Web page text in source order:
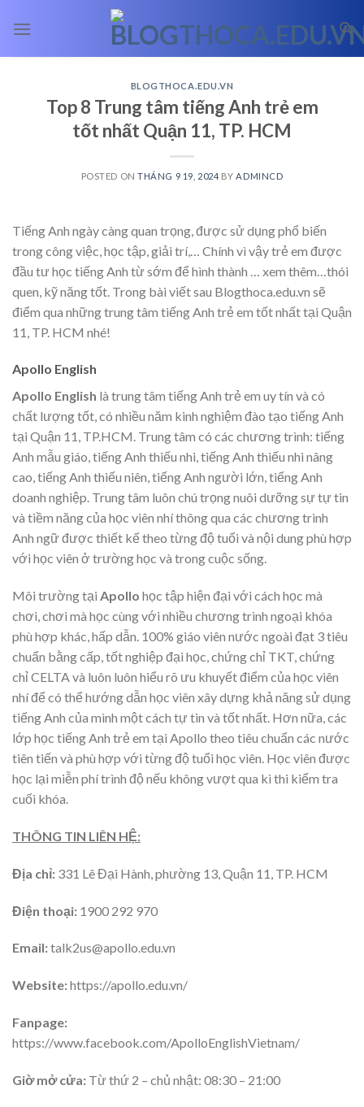
BLOGTHOCA.EDU.VN
Top 8 Trung tâm tiếng Anh trẻ em
tốt nhất Quận 11, TP. HCM
POSTED ONTHÁNG 9 19, 2024 BY ADMINCD
Tiếng Anh ngày càng quan trọng, được sử dụng phổ biến
trong công việc, học tập, giải trí,… Chính vì vậy trẻ em được
đầu tư học tiếng Anh từ sớm để hình thành
… xem thêm… thói
quen, kỹ năng tốt. Trong bài viết sau Blogthoca.edu.vn sẽ
điểm qua những trung tâm tiếng Anh trẻ em tốt nhất tại Quận
11, TP. HCM nhé!
Apollo English
Apollo English là trung tâm tiếng Anh trẻ em uy tín và có
chất lượng tốt, có nhiều năm kinh nghiệm đào tạo tiếng Anh
tại Quận 11, TP.HCM. Trung tâm có các chương trình: tiếng
Anh mẫu giáo, tiếng Anh thiếu nhi, tiếng Anh thiếu nhi nâng
cao, tiếng Anh thiếu niên, tiếng Anh người lớn, tiếng Anh
doanh nghiệp. Trung tâm luôn chú trọng nuôi dưỡng sự tự tin
và tiềm năng của học viên nhí thông qua các chương trình
Anh ngữ được thiết kế theo từng độ tuổi và nội dung phù hợp
với học viên ở trường học và trong cuộc sống.
Môi trường tại Apollo học tập hiện đại với cách học mà
chơi, chơi mà học cùng với nhiều chương trình ngoại khóa
phù hợp khác, hấp dẫn. 100% giáo viên nước ngoài đạt 3 tiêu
chuẩn bằng cấp, tốt nghiệp đại học, chứng chỉ TKT, chứng
chỉ CELTA và luôn luôn hiểu rõ ưu khuyết điểm của học viên
nhí để có thể hướng dẫn học viên xây dựng khả năng sử dụng
tiếng Anh của mình một cách tự tin và tốt nhất. Hơn nữa, các
lớp học tiếng Anh trẻ em tại Apollo theo tiêu chuẩn các nước
tiên tiến và phù hợp với từng độ tuổi học viên. Học viên được
học lại miễn phí trình độ nếu không vượt qua kì thi kiểm tra
cuối khóa.
THÔNG TIN LIÊN HỆ:
Địa chỉ: 331 Lê Đại Hành, phường 13, Quận 11, TP. HCM
Điện thoại: 1900 292 970
Email:talk2us@apollo.edu.vn
Website:https://apollo.edu.vn/
Fanpage:
https://www.facebook.com/ApolloEnglishVietnam/
Giờ mở cửa: Từ thứ 2 – chủ nhật: 08:30 – 21:00